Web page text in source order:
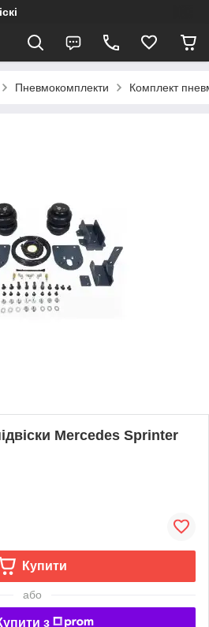
Пневмокомплекти Комплект
Mercedes Sprinter
Купити
або
з